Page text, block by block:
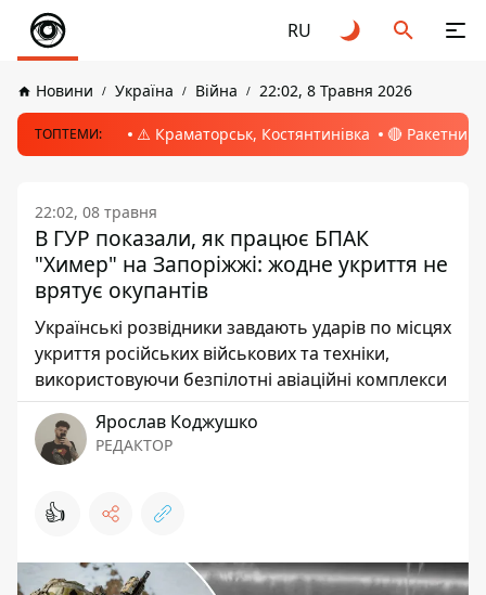
RU
Новини Україна Війна 22:02, 8 Травня 2026
ТОПТЕМИ: ⚠️ Краматорськ, Костянтинівка 🔴 Ракетний
22:02, 08 травня
В ГУР показали, як працює БПАК
"Химер" на Запоріжжі: жодне укриття не
врятує окупантів
Українські розвідники завдають ударів по місцях
укриття російських військових та техніки,
використовуючи безпілотні авіаційні комплекси
Ярослав Коджушко
РЕДАКТОР
👍